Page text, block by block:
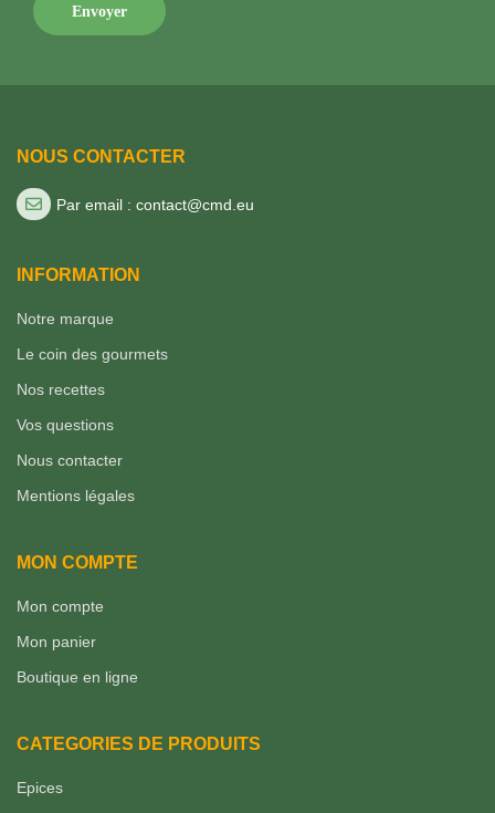
NOUS CONTACTER
Par email : contact@cmd.eu
INFORMATION
Notre marque
Le coin des gourmets
Nos recettes
Vos questions
Nous contacter
Mentions légales
MON COMPTE
Mon compte
Mon panier
Boutique en ligne
CATEGORIES DE PRODUITS
Epices